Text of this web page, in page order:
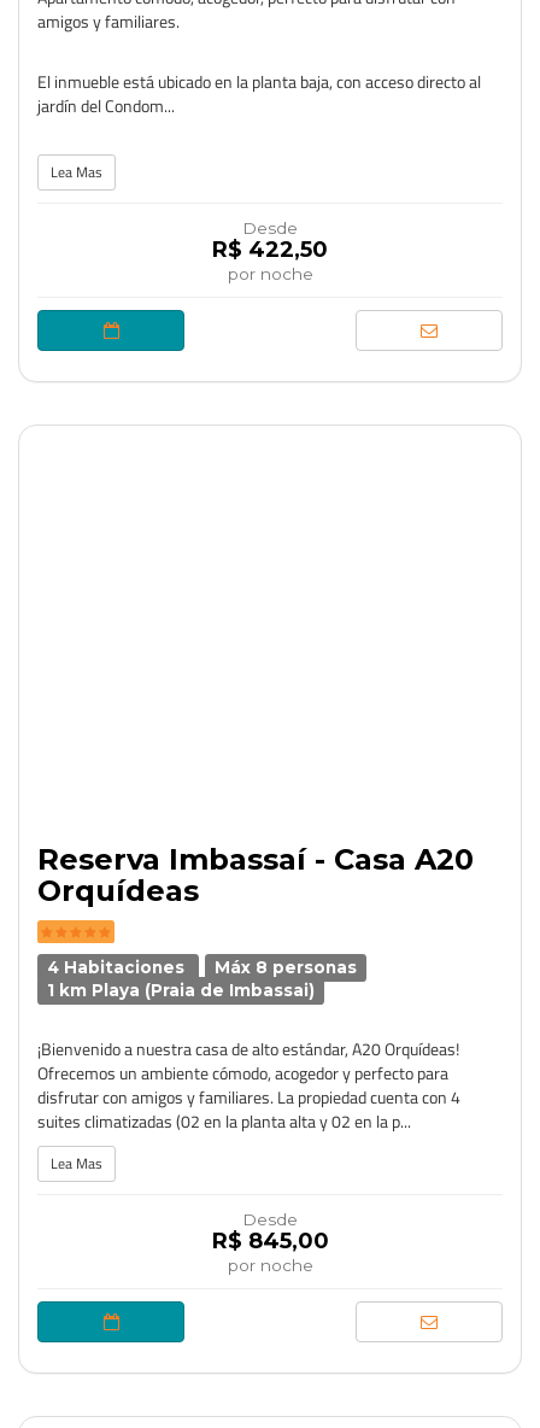
amigos y familiares.
El inmueble está ubicado en la planta baja, con acceso directo al
jardín del Condom...
Lea Mas
Desde
R$ 422,50
por noche
Reserva Imbassaí - Casa A20
Orquídeas
4 Habitaciones
Máx 8 personas
1 km Playa (Praia de Imbassai)
¡Bienvenido a nuestra casa de alto estándar, A20 Orquídeas!
Ofrecemos un ambiente cómodo, acogedor y perfecto para
disfrutar con amigos y familiares. La propiedad cuenta con 4
suites climatizadas (02 en la planta alta y 02 en la p...
Lea Mas
Desde
R$ 845,00
por noche